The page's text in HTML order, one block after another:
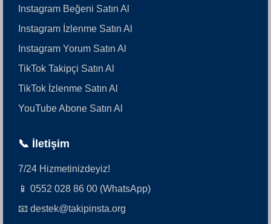
Instagram Beğeni Satın Al
Instagram İzlenme Satın Al
Instagram Yorum Satın Al
TikTok Takipçi Satın Al
TikTok İzlenme Satın Al
YouTube Abone Satın Al
📞 İletişim
7/24 Hizmetinizdeyiz!
📱 0552 028 86 00 (WhatsApp)
📧 destek@takipinsta.org